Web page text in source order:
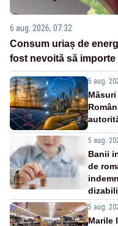
6 aug. 2026, 07:32
Consum uriaș de
fost nevoită să
5 aug.
5 aug.
Banii
de
5 aug.
Marile